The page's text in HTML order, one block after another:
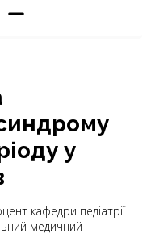
у
кафедри педіатрії
медичний